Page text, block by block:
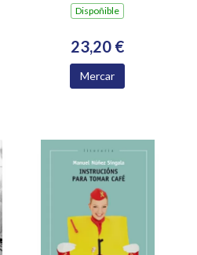
Dispoñible
23,20 €
Mercar